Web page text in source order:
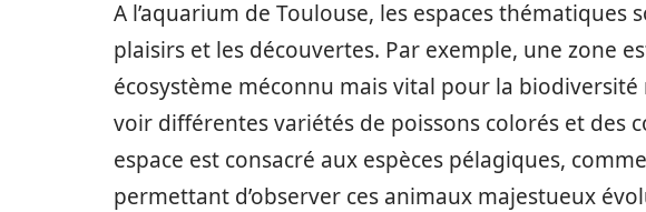
A l’aquarium de Toulouse, les espaces thématiques
plaisirs et les découvertes. Par exemple, une zone
écosystème méconnu mais vital pour la
voir différentes variétés de poissons colorés et des
espace est consacré aux espèces pélagiques,
permettant d’observer ces animaux majestueux